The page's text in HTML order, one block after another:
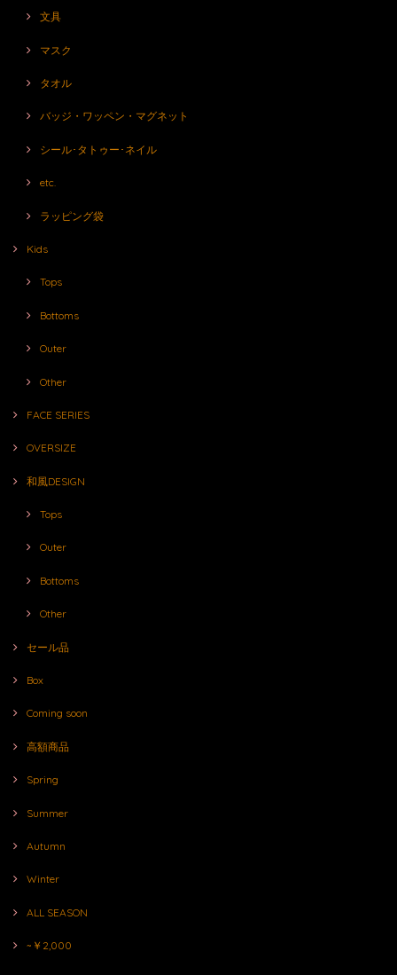
文具
マスク
タオル
バッジ・ワッペン・マグネット
シール･タトゥー･ネイル
etc.
ラッピング袋
Kids
Tops
Bottoms
Outer
Other
FACE SERIES
OVERSIZE
和風DESIGN
Tops
Outer
Bottoms
Other
セール品
Box
Coming soon
高額商品
Spring
Summer
Autumn
Winter
ALL SEASON
~￥2,000